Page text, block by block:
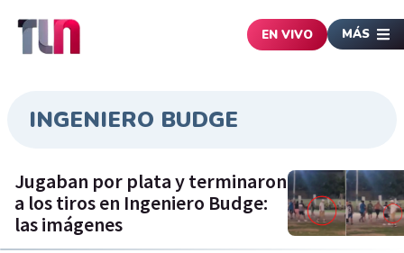
EN VIVO MÁS
INGENIERO BUDGE
Jugaban por plata y terminaron
a los tiros en Ingeniero Budge:
las imágenes